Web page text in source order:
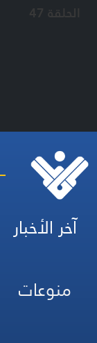
الحلقة 47
آخر الأخبار
منوعات